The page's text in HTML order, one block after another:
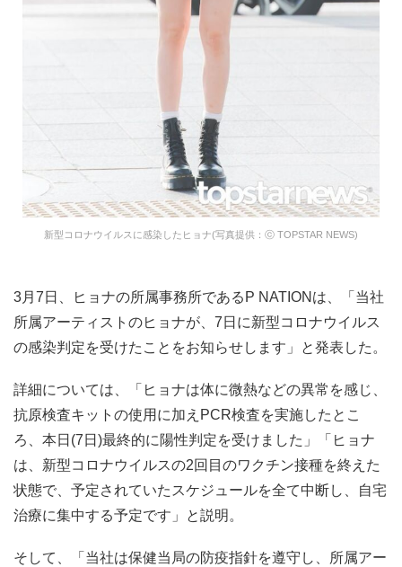
新型コロナウイルスに感染したヒョナ(写真提供：ⓒ TOPSTAR NEWS)
3月7日、ヒョナの所属事務所であるP NATIONは、「当社
所属アーティストのヒョナが、7日に新型コロナウイルス
の感染判定を受けたことをお知らせします」と発表した。
詳細については、「ヒョナは体に微熱などの異常を感じ、
抗原検査キットの使用に加えPCR検査を実施したとこ
ろ、本日(7日)最終的に陽性判定を受けました」「ヒョナ
は、新型コロナウイルスの2回目のワクチン接種を終えた
状態で、予定されていたスケジュールを全て中断し、自宅
治療に集中する予定です」と説明。
そして、「当社は保健当局の防疫指針を遵守し、所属アー